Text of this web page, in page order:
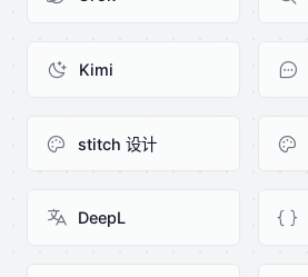
Kimi
stitch 设计
DeepL